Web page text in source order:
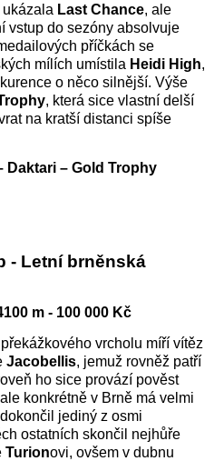
Last Chance, ale
vstup do sezóny absolvuje
příčkách se
mílích umístila Heidi High,
o něco silnější. Výše
, která sice vlastní delší
na kratší distanci spíše
Daktari – Gold Trophy
- Letní brněnská
m - 100 000 Kč
vrcholu míří vítěz
Jacobellis, jemuž rovněž patří
ho sice provází pověst
konkrétně v Brně má velmi
jediný z osmi
ostatních skončil nejhůře
Turionovi, ovšem v dubnu